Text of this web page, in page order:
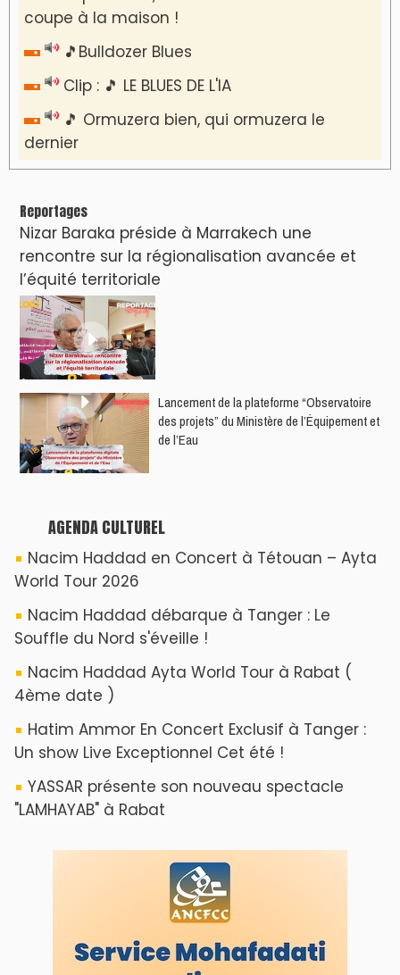
coupe à la maison !
🎵Bulldozer Blues
Clip : 🎵 LE BLUES DE L'IA
🎵 Ormuzera bien, qui ormuzera le
dernier
Reportages
Nizar Baraka préside à Marrakech une
rencontre sur la régionalisation avancée et
l’équité territoriale
​Lancement de la plateforme “Observatoire
des projets” du Ministère de l’Équipement et
de l’Eau
AGENDA CULTUREL
Nacim Haddad en Concert à Tétouan – Ayta
World Tour 2026
Nacim Haddad débarque à Tanger : Le
Souffle du Nord s'éveille !
Nacim Haddad Ayta World Tour à Rabat (
4ème date )
Hatim Ammor En Concert Exclusif à Tanger :
Un show Live Exceptionnel Cet été !
YASSAR présente son nouveau spectacle
"LAMHAYAB" à Rabat